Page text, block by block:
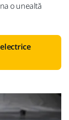
o unealtă